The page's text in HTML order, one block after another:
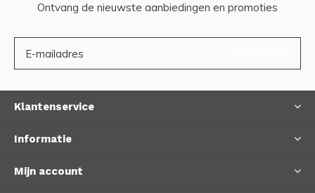
Ontvang de nieuwste aanbiedingen en promoties
Klantenservice
Informatie
Mijn account